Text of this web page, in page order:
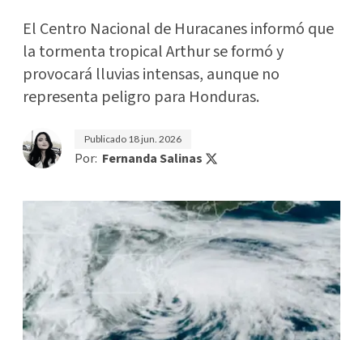
El Centro Nacional de Huracanes informó que
la tormenta tropical Arthur se formó y
provocará lluvias intensas, aunque no
representa peligro para Honduras.
Publicado 18 jun. 2026
Por: Fernanda Salinas